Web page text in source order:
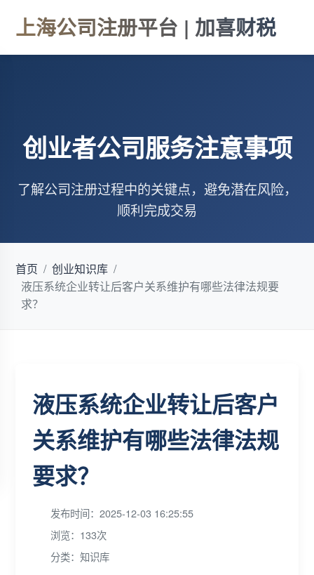
上海公司注册平台 | 加喜财税
创业者公司服务注意事项
了解公司注册过程中的关键点，避免潜在风险，
顺利完成交易
首页 / 创业知识库 /
液压系统企业转让后客户关系维护有哪些法律法规要
求？
液压系统企业转让后客户
关系维护有哪些法律法规
要求？
发布时间：2025-12-03 16:25:55
浏览：133次
分类：知识库